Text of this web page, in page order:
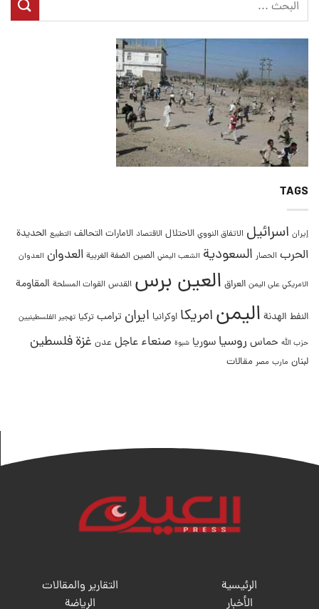
TAGS
إيران اسرائيل الاتفاق النووي الاحتلال الاقتصاد الامارات التحالف التطبيع الحديدة
الحرب الحصار السعودية الشعب اليمني الصين الضفة الغربية العدوان العدوان
الامريكي على اليمن العراق العين برس القدس القوات المسلحة المقاومة
النفط الهدنة اليمنامريكا اوكرانيا ايران ترامب تركيا تهجير الفلسطينيين
حزب الله حماس روسيا سوريا شبوة صنعاء عاجل عدن غزةفلسطين
لبنان مارب مصر مقالات
الرئيسية
الأخبار
التقارير والمقالات
الریاضة